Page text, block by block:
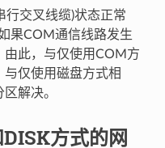
交叉线缆)状态正常
果COM通信线路发生
由此，与仅使用COM方
仅使用磁盘方式相
解决。
方式的网